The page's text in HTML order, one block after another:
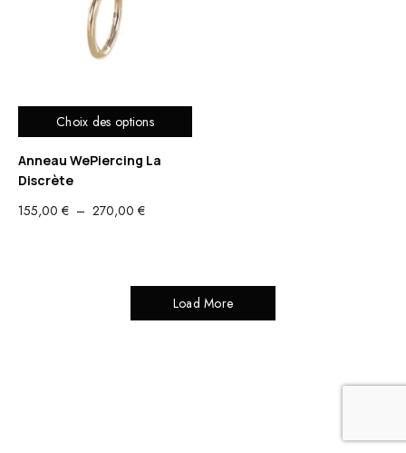
Choix des options
Anneau WePiercing La
Discrète
155,00 € – 270,00 €PLAGE
270,00 €
Load More